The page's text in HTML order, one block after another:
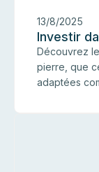
13/8/2025
Investir
Découvrez
pierre, que
adaptées